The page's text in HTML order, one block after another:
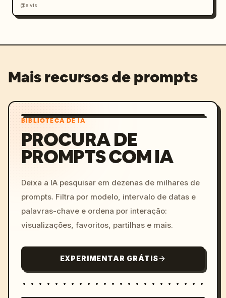
@elvis
Mais recursos de prompts
BIBLIOTECA DE IA
PROCURA DE
PROMPTS COM IA
Deixa a IA pesquisar em dezenas de milhares de
prompts. Filtra por modelo, intervalo de datas e
palavras-chave e ordena por interação:
visualizações, favoritos, partilhas e mais.
EXPERIMENTAR GRÁTIS